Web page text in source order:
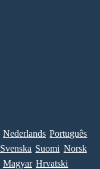
Nederlands Português
Svenska Suomi Norsk
Magyar Hrvatski